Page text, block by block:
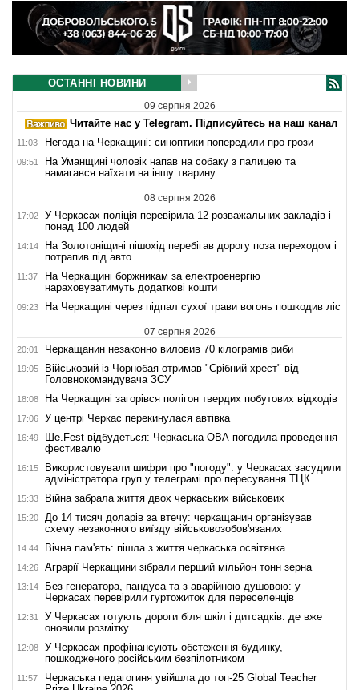
ОСТАННІ НОВИНИ
09 серпня 2026
Читайте нас у Telegram. Підписуйтесь на наш канал
11:03 Негода на Черкащині: синоптики попередили про грози
09:51
На Уманщині чоловік напав на собаку з палицею та
намагався наїхати на іншу тварину
08 серпня 2026
17:02
У Черкасах поліція перевірила 12 розважальних закладів і
понад 100 людей
14:14
На Золотоніщині пішохід перебігав дорогу поза переходом і
потрапив під авто
11:37
На Черкащині боржникам за електроенергію
нараховуватимуть додаткові кошти
09:23 На Черкащині через підпал сухої трави вогонь пошкодив ліс
07 серпня 2026
20:01 Черкащанин незаконно виловив 70 кілограмів риби
19:05
Військовий із Чорнобая отримав "Срібний хрест" від
Головнокомандувача ЗСУ
18:08 На Черкащині загорівся полігон твердих побутових відходів
17:06 У центрі Черкас перекинулася автівка
16:49
Ше.Fest відбудеться: Черкаська ОВА погодила проведення
фестивалю
16:15
Використовували шифри про "погоду": у Черкасах засудили
адміністратора груп у телеграмі про пересування ТЦК
15:33 Війна забрала життя двох черкаських військових
15:20
До 14 тисяч доларів за втечу: черкащанин організував
схему незаконного виїзду військовозобов'язаних
14:44 Вічна пам'ять: пішла з життя черкаська освітянка
14:26 Аграрії Черкащини зібрали перший мільйон тонн зерна
13:14
Без генератора, пандуса та з аварійною душовою: у
Черкасах перевірили гуртожиток для переселенців
12:31
У Черкасах готують дороги біля шкіл і дитсадків: де вже
оновили розмітку
12:08
У Черкасах профінансують обстеження будинку,
пошкодженого російським безпілотником
11:57
Черкаська педагогиня увійшла до топ-25 Global Teacher